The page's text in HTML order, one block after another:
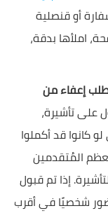
أو قنصلية
املأها بدقة،
طلب إعفاء من
على تأشيرة،
كانوا قد أكملوا
المُتقدمين
إذا تم قبول
شخصيًا في أقرب